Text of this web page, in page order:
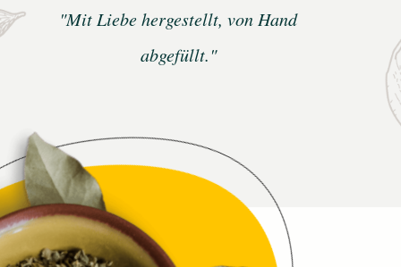
"Mit Liebe hergestellt, von Hand
abgefüllt."